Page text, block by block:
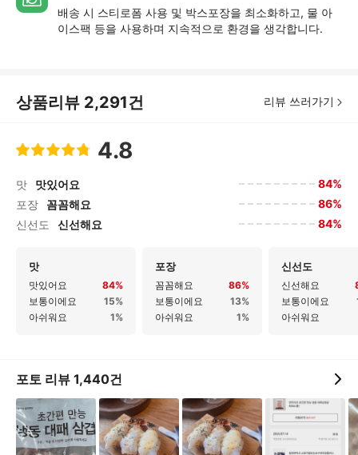
배송 시 스티로폼 사용 및 박스포장을 최소화하고, 물 아
이스팩 등을 사용하며 지속적으로 환경을 생각합니다.
상품리뷰 2,291건 리뷰 쓰러가기
4.8
맛 맛있어요
84%
포장
꼼꼼해요
86%
신선도
신선해요 84%
맛
맛있어요
84%
보통이에요
15%
아쉬워요
1%
포장
꼼꼼해요
86%
보통이에요
13%
아쉬워요
1%
신선도
신선해요
보통이에요
아쉬워요
포토 리뷰 1,440건